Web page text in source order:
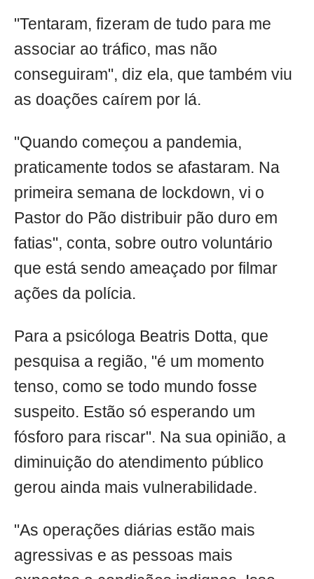
"Tentaram, fizeram de tudo para me
associar ao tráfico, mas não
conseguiram", diz ela, que também viu
as doações caírem por lá.
"Quando começou a pandemia,
praticamente todos se afastaram. Na
primeira semana de lockdown, vi o
Pastor do Pão distribuir pão duro em
fatias", conta, sobre outro voluntário
que está sendo ameaçado por filmar
ações da polícia.
Para a psicóloga Beatris Dotta, que
pesquisa a região, "é um momento
tenso, como se todo mundo fosse
suspeito. Estão só esperando um
fósforo para riscar". Na sua opinião, a
diminuição do atendimento público
gerou ainda mais vulnerabilidade.
"As operações diárias estão mais
agressivas e as pessoas mais